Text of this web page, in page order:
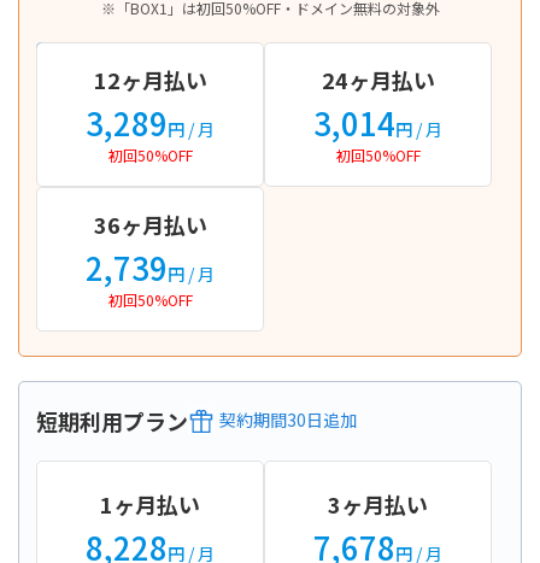
※「BOX1」は初回50%OFF・ドメイン無料の対象外
12ヶ月払い
3,289円 / 月
初回50%OFF
24ヶ月払い
3,014円 / 月
初回50%OFF
36ヶ月払い
2,739円 / 月
初回50%OFF
短期利用プラン 契約期間30日追加
1ヶ月払い
8,228円 / 月
3ヶ月払い
7,678円 / 月